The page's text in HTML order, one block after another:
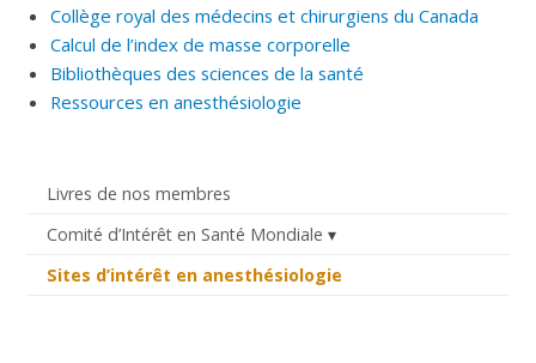
Livres de nos membres
Comité d’Intérêt en Santé Mondiale
Sites d’intérêt en anesthésiologie
Collège royal des médecins et chirurgiens du Canada
Calcul de l’index de masse corporelle
Bibliothèques des sciences de la santé
Ressources en anesthésiologie